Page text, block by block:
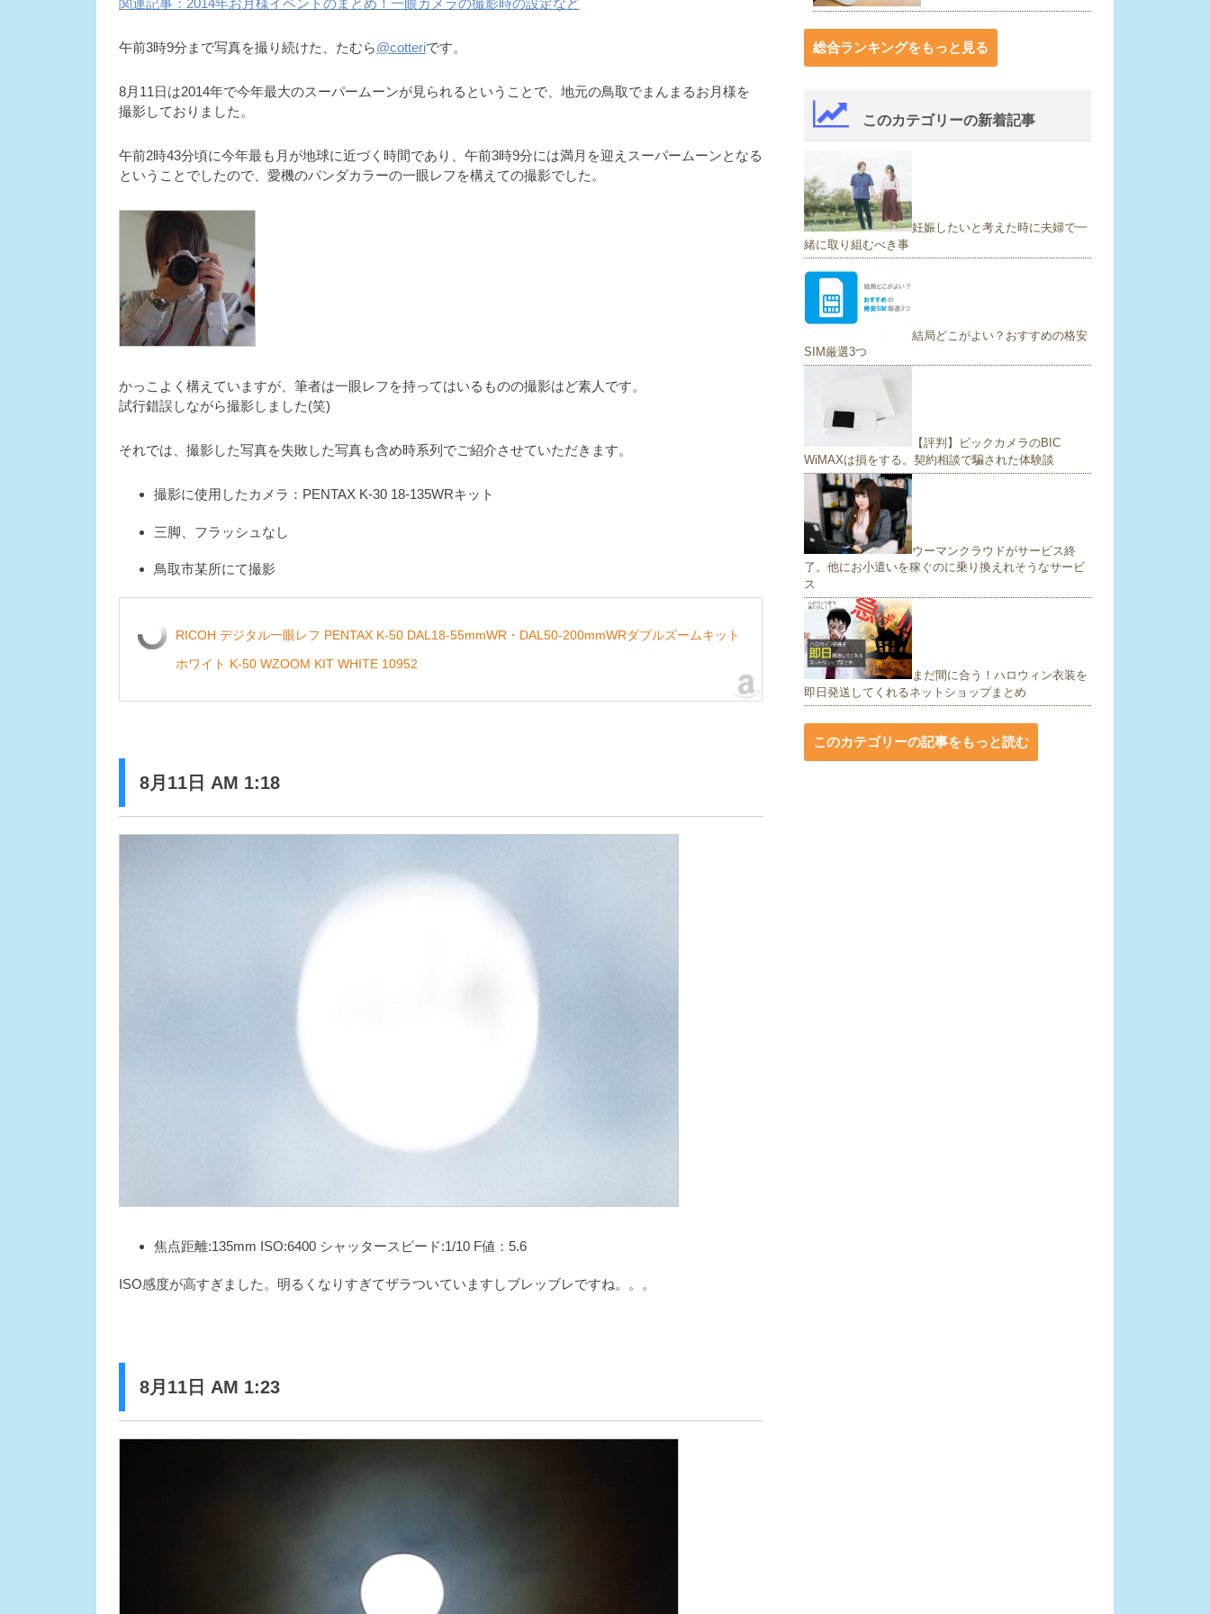
関連記事：2014年お月様イベントのまとめ！一眼カメラの撮影時の設定など
午前3時9分まで写真を撮り続けた、たむら@cotteriです。
8月11日は2014年で今年最大のスーパームーンが見られるということで、地元の鳥取でまんまるお月様を
撮影しておりました。
午前2時43分頃に今年最も月が地球に近づく時間であり、午前3時9分には満月を迎えスーパームーンとなる
ということでしたので、愛機のパンダカラーの一眼レフを構えての撮影でした。
かっこよく構えていますが、筆者は一眼レフを持ってはいるものの撮影はど素人です。
試行錯誤しながら撮影しました(笑)
それでは、撮影した写真を失敗した写真も含め時系列でご紹介させていただきます。
撮影に使用したカメラ：PENTAX K-30 18-135WRキット
三脚、フラッシュなし
鳥取市某所にて撮影
RICOH デジタル一眼レフ PENTAX K-50 DAL18-55mmWR・DAL50-200mmWRダブルズームキット
ホワイト K-50 WZOOM KIT WHITE 10952
8月11日 AM 1:18
焦点距離:135mm ISO:6400 シャッタースピード:1/10 F値：5.6
ISO感度が高すぎました。明るくなりすぎてザラついていますしブレッブレですね。。。
8月11日 AM 1:23
総合ランキングをもっと見る
このカテゴリーの新着記事
妊娠したいと考えた時に夫婦で一
緒に取り組むべき事
結局どこがよい？おすすめの格安
SIM厳選3つ
【評判】ビックカメラのBIC
WiMAXは損をする。契約相談で騙された体験談
ウーマンクラウドがサービス終
了。他にお小遣いを稼ぐのに乗り換えれそうなサービ
ス
まだ間に合う！ハロウィン衣装を
即日発送してくれるネットショップまとめ
このカテゴリーの記事をもっと読む